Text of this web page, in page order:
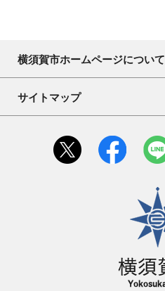
横須賀市ホームページについて
サイトマップ
横須賀市